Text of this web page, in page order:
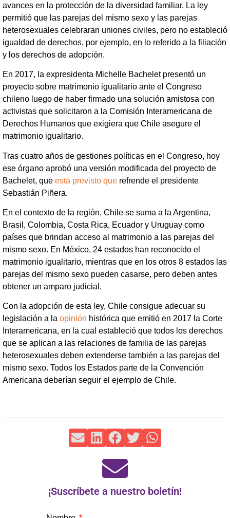
avances en la protección de la diversidad familiar. La ley
permitió que las parejas del mismo sexo y las parejas
heterosexuales celebraran uniones civiles, pero no estableció
igualdad de derechos, por ejemplo, en lo referido a la filiación
y los derechos de adopción.
En 2017, la expresidenta Michelle Bachelet presentó un
proyecto sobre matrimonio igualitario ante el Congreso
chileno luego de haber firmado una solución amistosa con
activistas que solicitaron a la Comisión Interamericana de
Derechos Humanos que exigiera que Chile asegure el
matrimonio igualitario.
Tras cuatro años de gestiones políticas en el Congreso, hoy
ese órgano aprobó una versión modificada del proyecto de
Bachelet, que está previsto que refrende el presidente
Sebastián Piñera.
En el contexto de la región, Chile se suma a la Argentina,
Brasil, Colombia, Costa Rica, Ecuador y Uruguay como
países que brindan acceso al matrimonio a las parejas del
mismo sexo. En México, 24 estados han reconocido el
matrimonio igualitario, mientras que en los otros 8 estados las
parejas del mismo sexo pueden casarse, pero deben antes
obtener un amparo judicial.
Con la adopción de esta ley, Chile consigue adecuar su
legislación a la opinión histórica que emitió en 2017 la Corte
Interamericana, en la cual estableció que todos los derechos
que se aplican a las relaciones de familia de las parejas
heterosexuales deben extenderse también a las parejas del
mismo sexo. Todos los Estados parte de la Convención
Americana deberían seguir el ejemplo de Chile.
¡Suscríbete a nuestro boletín!